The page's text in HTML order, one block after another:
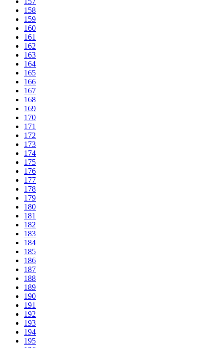
158
159
160
161
162
163
164
165
166
167
168
169
170
171
172
173
174
175
176
177
178
179
180
181
182
183
184
185
186
187
188
189
190
191
192
193
194
195